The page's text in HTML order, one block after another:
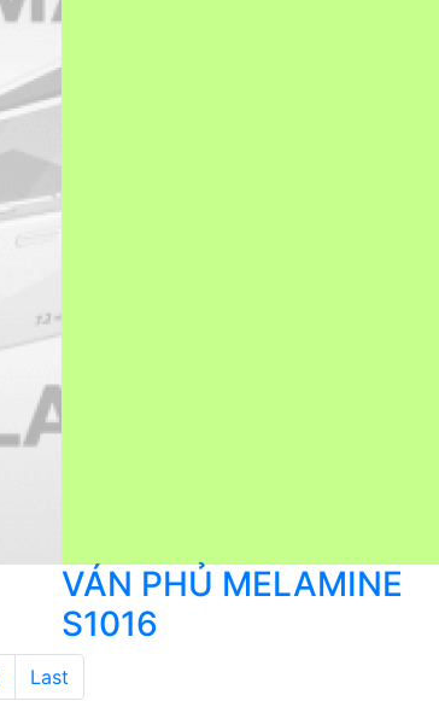
VÁN PHỦ MELAMINE
S1016
Last